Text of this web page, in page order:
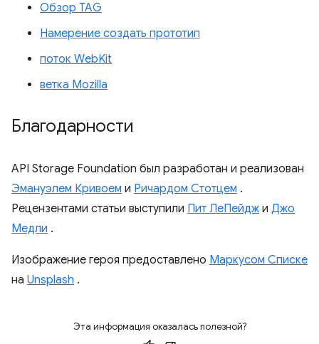
Обзор TAG
Намерение создать прототип
поток WebKit
ветка Mozilla
Благодарности
API Storage Foundation был разработан и реализован
Эмануэлем Кривоем и Ричардом Стотцем .
Рецензентами статьи выступили Пит ЛеПейдж и Джо
Медли .
Изображение героя предоставлено Маркусом Списке
на Unsplash .
Эта информация оказалась полезной?